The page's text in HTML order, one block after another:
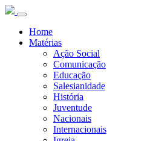
Home
Matérias
Ação Social
Comunicação
Educação
Salesianidade
História
Juventude
Nacionais
Internacionais